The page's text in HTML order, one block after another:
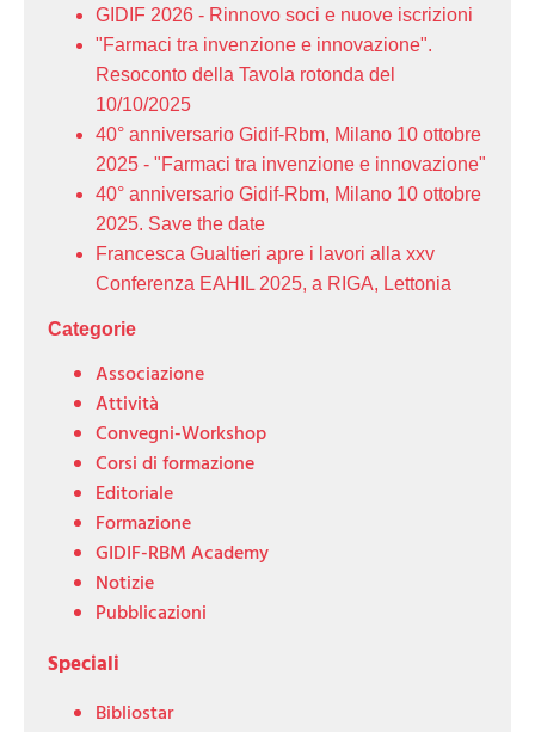
GIDIF 2026 - Rinnovo soci e nuove iscrizioni
"Farmaci tra invenzione e innovazione".
Resoconto della Tavola rotonda del
10/10/2025
40° anniversario Gidif-Rbm, Milano 10 ottobre
2025 - "Farmaci tra invenzione e innovazione"
40° anniversario Gidif-Rbm, Milano 10 ottobre
2025. Save the date
Francesca Gualtieri apre i lavori alla xxv
Conferenza EAHIL 2025, a RIGA, Lettonia
Categorie
Associazione
Attività
Convegni-Workshop
Corsi di formazione
Editoriale
Formazione
GIDIF-RBM Academy
Notizie
Pubblicazioni
Speciali
Bibliostar